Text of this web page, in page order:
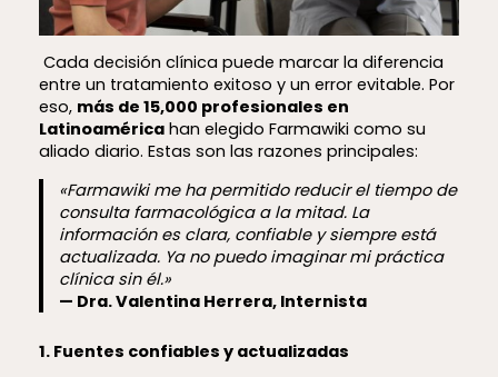
Cada decisión clínica puede marcar la diferencia
entre un tratamiento exitoso y un error evitable. Por
eso, más de 15,000 profesionales en
Latinoaméricahan elegido Farmawiki como su
aliado diario. Estas son las razones principales:
«Farmawiki me ha permitido reducir el tiempo de
consulta farmacológica a la mitad. La
información es clara, confiable y siempre está
actualizada. Ya no puedo imaginar mi práctica
clínica sin él.»
— Dra. Valentina Herrera, Internista
1. Fuentes confiables y actualizadas